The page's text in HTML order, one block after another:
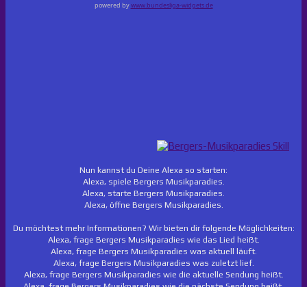
powered bywww.bundesliga-widgets.de
Nun kannst du Deine Alexa so starten:
Alexa, spiele Bergers Musikparadies.
Alexa, starte Bergers Musikparadies.
Alexa, öffne Bergers Musikparadies.
Du möchtest mehr Informationen? Wir bieten dir folgende Möglichkeiten:
Alexa, frage Bergers Musikparadies wie das Lied heißt.
Alexa, frage Bergers Musikparadies was aktuell läuft.
Alexa, frage Bergers Musikparadies was zuletzt lief.
Alexa, frage Bergers Musikparadies wie die aktuelle Sendung heißt.